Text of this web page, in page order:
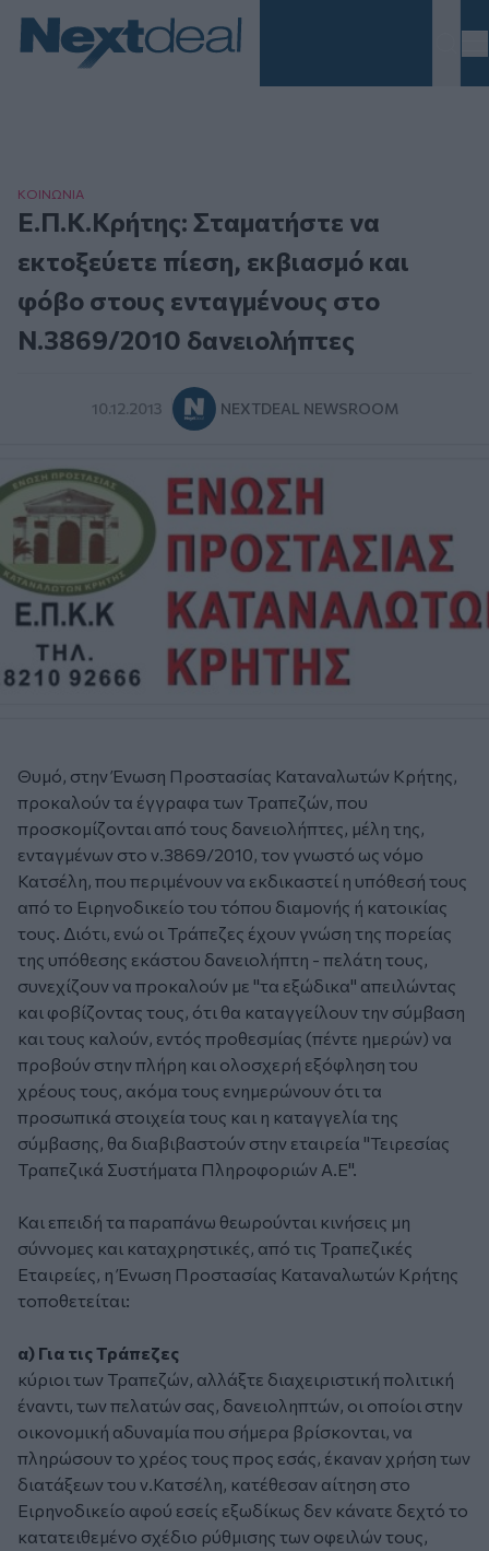
ΚΟΙΝΩΝΙΑ
Ε.Π.Κ.Κρήτης: Σταματήστε να
εκτοξεύετε πίεση, εκβιασμό και
φόβο στους ενταγμένους στο
Ν.3869/2010 δανειολήπτες
10.12.2013 NEXTDEAL NEWSROOM
Θυμό, στην Ένωση Προστασίας Καταναλωτών Κρήτης,
προκαλούν τα έγγραφα των Τραπεζών, που
προσκομίζονται από τους δανειολήπτες, μέλη της,
ενταγμένων στο ν.3869/2010, τον γνωστό ως νόμο
Κατσέλη, που περιμένουν να εκδικαστεί η υπόθεσή τους
από το Ειρηνοδικείο του τόπου διαμονής ή κατοικίας
τους. Διότι, ενώ οι Τράπεζες έχουν γνώση της πορείας
της υπόθεσης εκάστου δανειολήπτη - πελάτη τους,
συνεχίζουν να προκαλούν με "τα εξώδικα" απειλώντας
και φοβίζοντας τους, ότι θα καταγγείλουν την σύμβαση
και τους καλούν, εντός προθεσμίας (πέντε ημερών) να
προβούν στην πλήρη και ολοσχερή εξόφληση του
χρέους τους, ακόμα τους ενημερώνουν ότι τα
προσωπικά στοιχεία τους και η καταγγελία της
σύμβασης, θα διαβιβαστούν στην εταιρεία "Τειρεσίας
Τραπεζικά Συστήματα Πληροφοριών Α.Ε".
Και επειδή τα παραπάνω θεωρούνται κινήσεις μη
σύννομες και καταχρηστικές, από τις Τραπεζικές
Εταιρείες, η Ένωση Προστασίας Καταναλωτών Κρήτης
τοποθετείται:
α) Για τις Τράπεζες
κύριοι των Τραπεζών, αλλάξτε διαχειριστική πολιτική
έναντι, των πελατών σας, δανειοληπτών, οι οποίοι στην
οικονομική αδυναμία που σήμερα βρίσκονται, να
πληρώσουν το χρέος τους προς εσάς, έκαναν χρήση των
διατάξεων του ν.Κατσέλη, κατέθεσαν αίτηση στο
Ειρηνοδικείο αφού εσείς εξωδίκως δεν κάνατε δεχτό το
κατατειθεμένο σχέδιο ρύθμισης των οφειλών τους,